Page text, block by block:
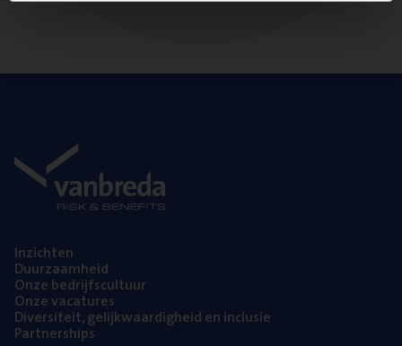
Inzich­ten
Duur­zaam­heid
Onze bedrijfs­cul­tuur
Onze vaca­tu­res
Diver­si­teit, gelijk­waar­dig­heid en inclusie
Part­ner­ships